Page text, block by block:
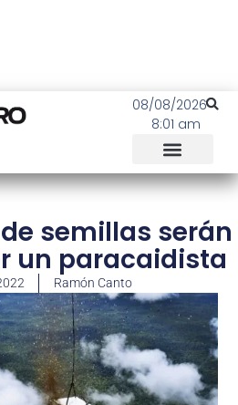
08/08/2026
8:01 am
semillas serán
un paracaidista
Ramón Canto